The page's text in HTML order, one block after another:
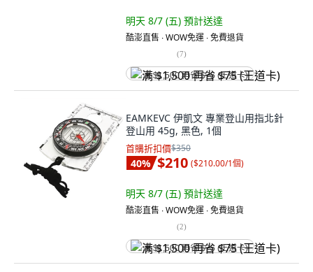
明天 8/7 (五) 預計送達
酷澎直售 ∙ WOW免運 ∙ 免費退貨
(7)
满 $1,500 再省 $75 (王道卡)
EAMKEVC 伊凱文 專業登山用指北針
登山用 45g, 黑色, 1個
首購折扣價$350
40% $210 ($210.00/1個)
明天 8/7 (五) 預計送達
酷澎直售 ∙ WOW免運 ∙ 免費退貨
(2)
满 $1,500 再省 $75 (王道卡)